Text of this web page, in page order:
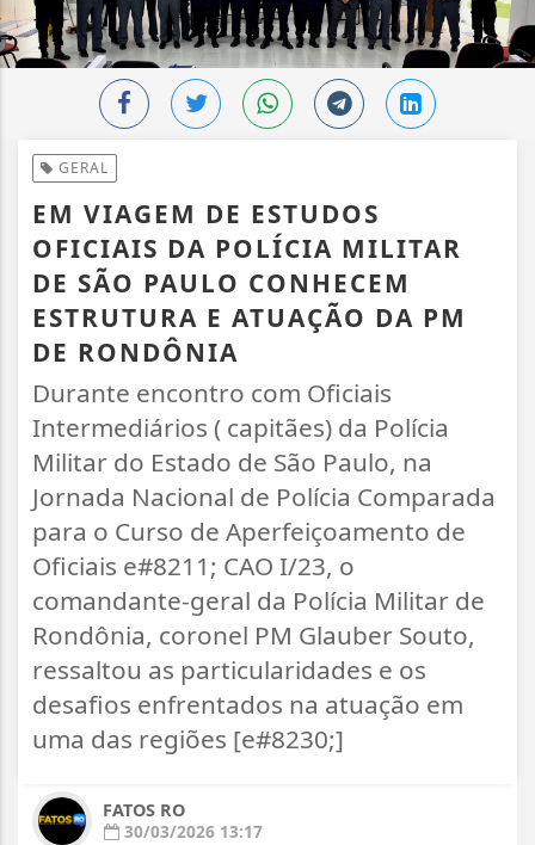
GERAL
EM VIAGEM DE ESTUDOS
OFICIAIS DA POLÍCIA MILITAR
DE SÃO PAULO CONHECEM
ESTRUTURA E ATUAÇÃO DA PM
DE RONDÔNIA
Durante encontro com Oficiais
Intermediários ( capitães) da Polícia
Militar do Estado de São Paulo, na
Jornada Nacional de Polícia Comparada
para o Curso de Aperfeiçoamento de
Oficiais e#8211; CAO I/23, o
comandante-geral da Polícia Militar de
Rondônia, coronel PM Glauber Souto,
ressaltou as particularidades e os
desafios enfrentados na atuação em
uma das regiões [e#8230;]
FATOS RO
30/03/2026 13:17